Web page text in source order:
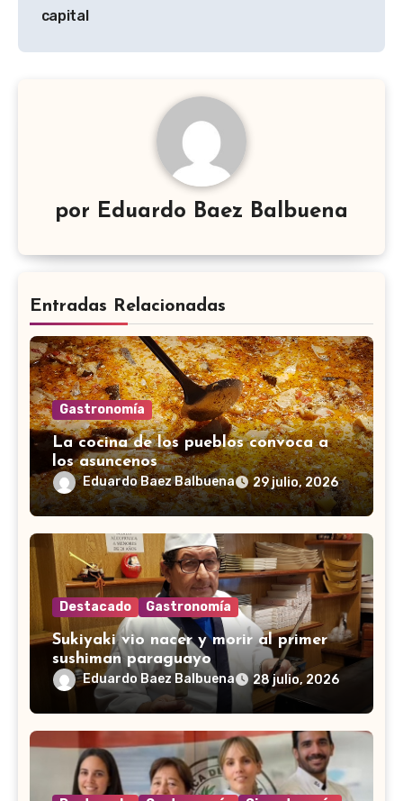
entradas
capital
por Eduardo Baez Balbuena
Entradas Relacionadas
Gastronomía
La cocina de los pueblos convoca a
los asuncenos
Eduardo Baez Balbuena 29 julio, 2026
Destacado Gastronomía
Sukiyaki vio nacer y morir al primer
sushiman paraguayo
Eduardo Baez Balbuena 28 julio, 2026